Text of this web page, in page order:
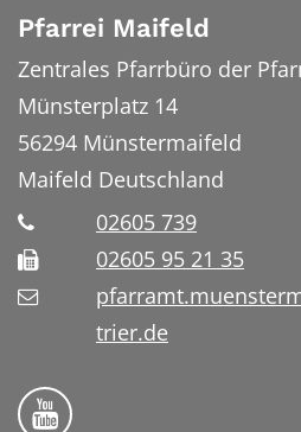
Pfarrei Maifeld
Zentrales Pfarrbüro der
Münsterplatz 14
56294 Münstermaifeld
Maifeld Deutschland
02605 739
02605 95 21 35
trier.de
Folge uns auf YouTube